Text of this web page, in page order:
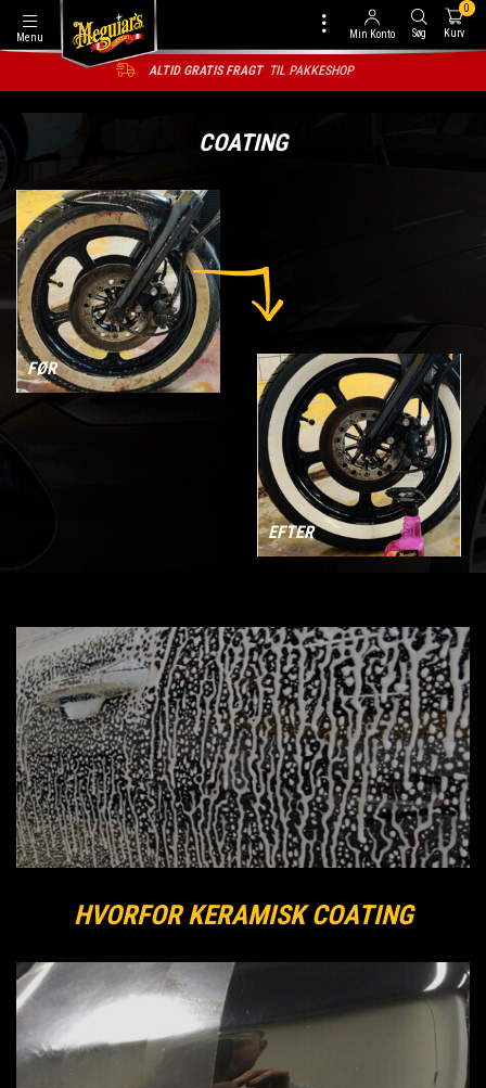
Menu Min Konto Søg Kurv
0
1-2 DAGES LEVERING
COATING
FØR
EFTER
HVORFOR KERAMISK COATING